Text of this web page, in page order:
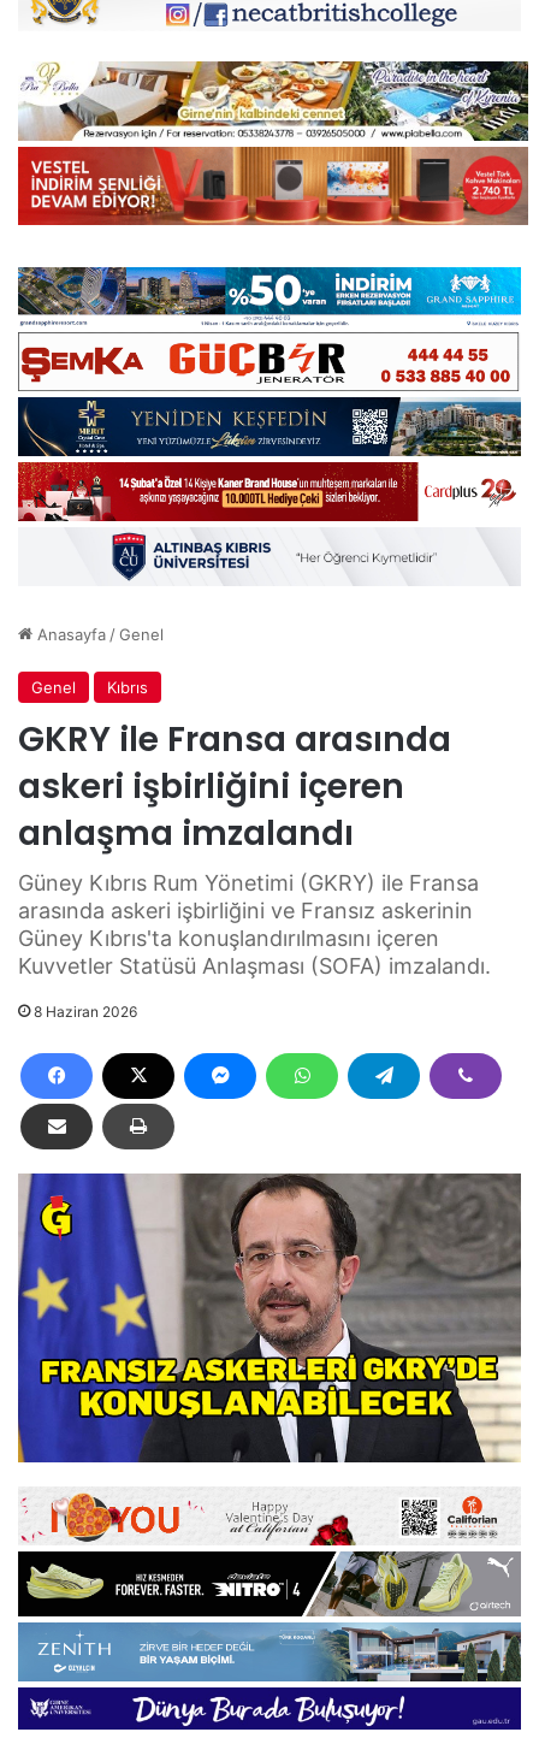
Anasayfa /Genel
Genel Kıbrıs
GKRY ile Fransa arasında
askeri işbirliğini içeren
anlaşma imzalandı
Güney Kıbrıs Rum Yönetimi (GKRY) ile Fransa
arasında askeri işbirliğini ve Fransız askerinin
Güney Kıbrıs'ta konuşlandırılmasını içeren
Kuvvetler Statüsü Anlaşması (SOFA) imzalandı.
8 Haziran 2026